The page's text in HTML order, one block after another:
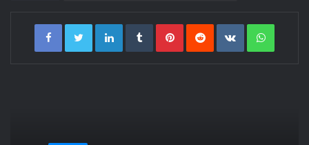
LinkedInTumblrPinterestReddit VKontakte